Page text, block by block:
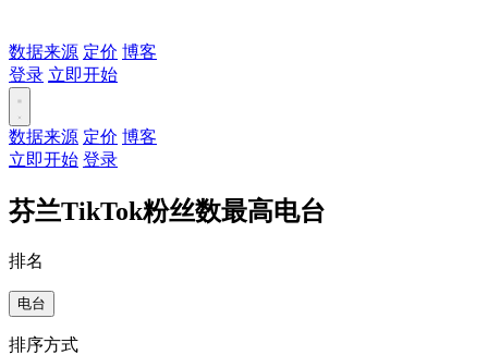
数据来源 定价 博客
登录 立即开始
数据来源 定价 博客
立即开始 登录
芬兰TikTok粉丝数最高电台
排名
电台
排序方式